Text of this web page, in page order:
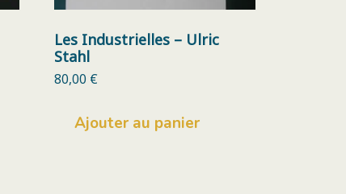
Les Industrielles – Ulric
Stahl
80,00 €
Ajouter au panier